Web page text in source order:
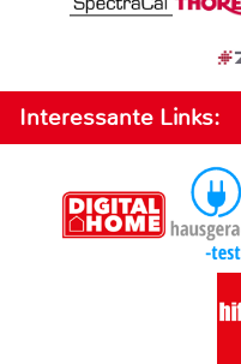
Interessante Links: